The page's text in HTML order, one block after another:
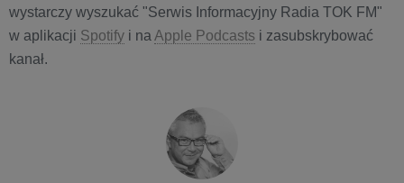
wystarczy wyszukać "Serwis Informacyjny Radia TOK FM"
w aplikacji Spotify i na Apple Podcasts i zasubskrybować
kanał.